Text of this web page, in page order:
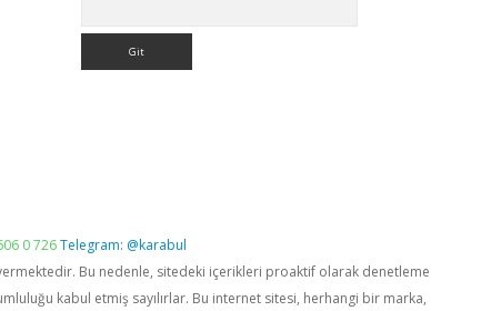
0 726Telegram: @karabul
vermektedir. Bu nedenle, sitedeki içerikleri proaktif olarak denetleme
kabul etmiş sayılırlar. Bu internet sitesi, herhangi bir marka,